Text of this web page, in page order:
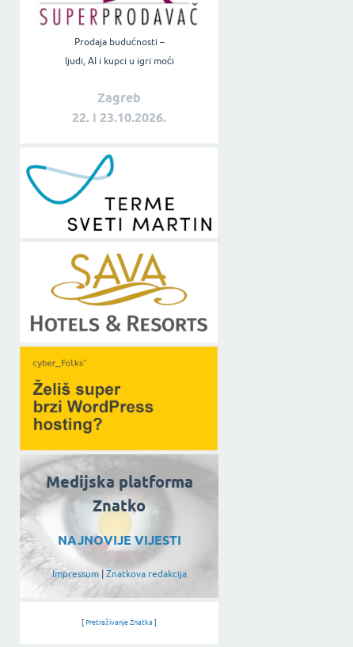
Prodaja budućnosti –
ljudi, AI i kupci u igri moći
Zagreb
22. i 23.10.2026.
Medijska platforma
Znatko
NAJNOVIJE VIJESTI
Impressum| Znatkova redakcija
[ Pretraživanje Znatka ]